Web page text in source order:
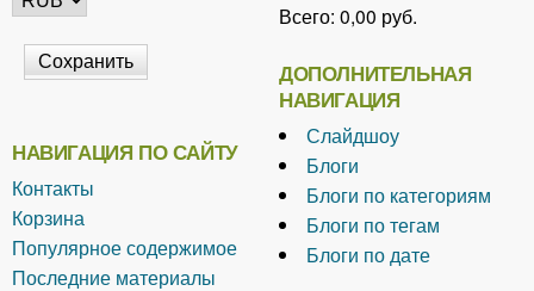
НАВИГАЦИЯ ПО САЙТУ
Контакты
Корзина
Популярное содержимое
Последние материалы
Всего: 0,00 руб.
ДОПОЛНИТЕЛЬНАЯ
НАВИГАЦИЯ
Слайдшоу
Блоги
Блоги по категориям
Блоги по тегам
Блоги по дате